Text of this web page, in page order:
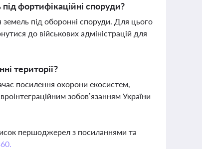
фортифікаційні споруди?
земель під оборонні споруди. Для цього
до військових адміністрацій для
території?
посилення охорони екосистем,
зобов’язанням України
першоджерел з посиланнями та